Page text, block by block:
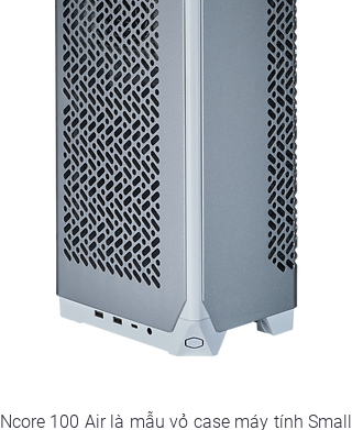
Ncore 100 Air là mẫu vỏ case máy tính Small